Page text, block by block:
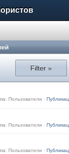
Filter »
Пользователи ·
Пользователи ·
Пользователи ·